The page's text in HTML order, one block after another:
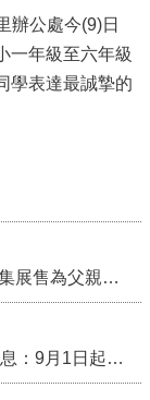
一年級至六年級
學表達最誠摯的